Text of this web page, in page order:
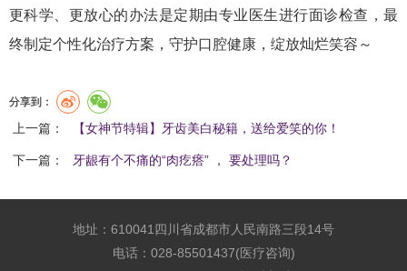
更科学、更放心的办法是定期由专业医生进行面诊检查，最
终制定个性化治疗方案，守护口腔健康，绽放灿烂笑容～
分享到：
上一篇： 【女神节特辑】牙齿美白秘籍，送给爱笑的你！
下一篇： 牙龈有个不痛的“肉疙瘩” ， 要处理吗？
地址：610041四川省成都市人民南路三段14号
电话：028-85501437(医疗咨询)